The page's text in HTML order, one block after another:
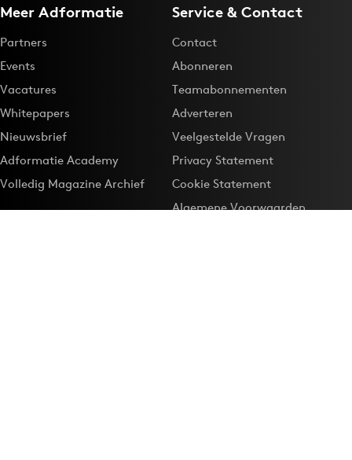
Meer Adformatie
Partners
Events
Vacatures
Whitepapers
Nieuwsbrief
Adformatie Academy
Volledig Magazine Archief
Service & Contact
Contact
Abonneren
Teamabonnementen
Adverteren
Veelgestelde Vragen
Privacy Statement
Cookie Statement
Algemene Voorwaarden